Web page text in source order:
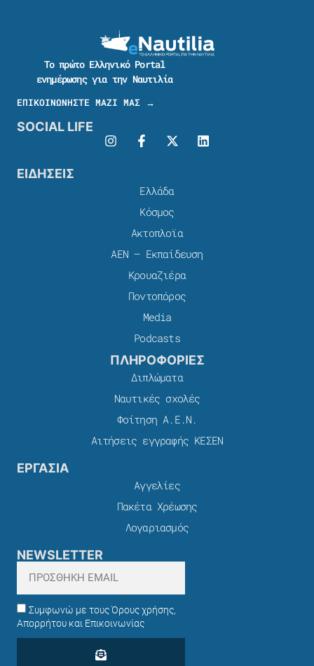
Το πρώτο Ελληνικό Portal
ενημέρωσης για την Ναυτιλία
ΕΠΙΚΟΙΝΩΝΗΣΤΕ ΜΑΖΙ ΜΑΣ →
SOCIAL LIFE
ΕΙΔΗΣΕΙΣ
Ελλάδα
Κόσμος
Ακτοπλοϊα
ΑΕΝ – Εκπαίδευση
Κρουαζιέρα
Ποντοπόρος
Media
Podcasts
ΠΛΗΡΟΦΟΡΙΕΣ
Διπλώματα
Ναυτικές σχολές
Φοίτηση Α.Ε.Ν.
Αιτήσεις εγγραφής ΚΕΣΕΝ
ΕΡΓΑΣΙΑ
Αγγελίες
Πακέτα Χρέωσης​
Λογαριασμός
NEWSLETTER
Συμφωνώ με τους Όρους χρήσης,
Απορρήτου και Επικοινωνίας